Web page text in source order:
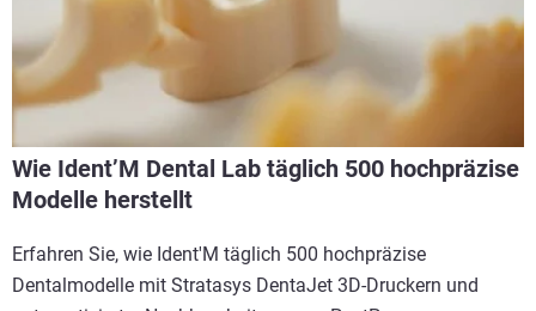
Wie Ident’M Dental Lab täglich 500 hochpräzise
Modelle herstellt
Erfahren Sie, wie Ident'M täglich 500 hochpräzise
Dentalmodelle mit Stratasys DentaJet 3D-Druckern und